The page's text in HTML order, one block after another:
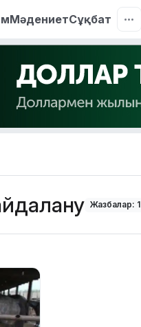
МәдениетСұқбат
Жазбалар: 1